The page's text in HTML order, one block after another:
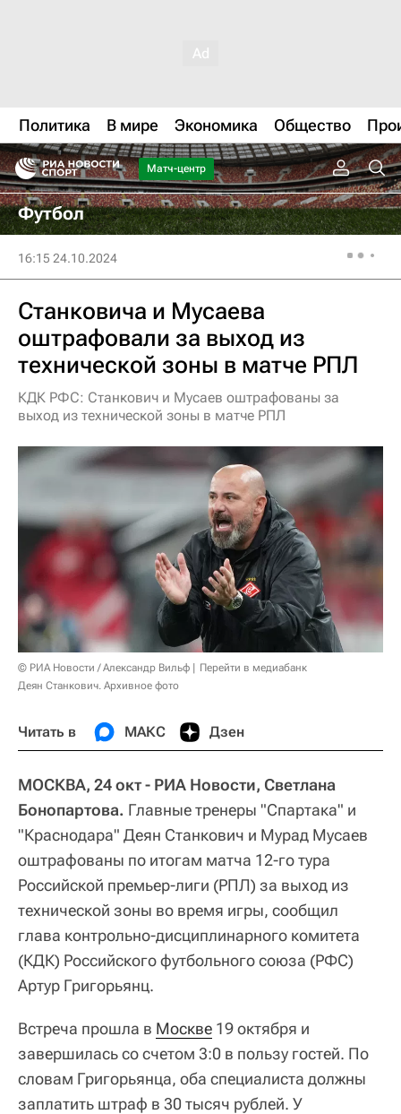
Политика В мире Экономика Общество
Матч-центр
Футбол
16:15 24.10.2024
Станковича и Мусаева
оштрафовали за выход из
технической зоны в матче РПЛ
КДК РФС: Станкович и Мусаев оштрафованы за
выход из технической зоны в матче РПЛ
© РИА Новости / Александр Вильф
Перейти в медиабанк
Деян Станкович. Архивное фото
Читать в МАКС Дзен
МОСКВА, 24 окт - РИА Новости, Светлана
Бонопартова. Главные тренеры "Спартака" и
"Краснодара" Деян Станкович и Мурад Мусаев
оштрафованы по итогам матча 12-го тура
Российской премьер-лиги (РПЛ) за выход из
технической зоны во время игры, сообщил
глава контрольно-дисциплинарного комитета
(КДК) Российского футбольного союза (РФС)
Артур Григорьянц.
Встреча прошла в Москве 19 октября и
завершилась со счетом 3:0 в пользу гостей. По
словам Григорьянца, оба специалиста должны
заплатить штраф в 30 тысяч рублей. У